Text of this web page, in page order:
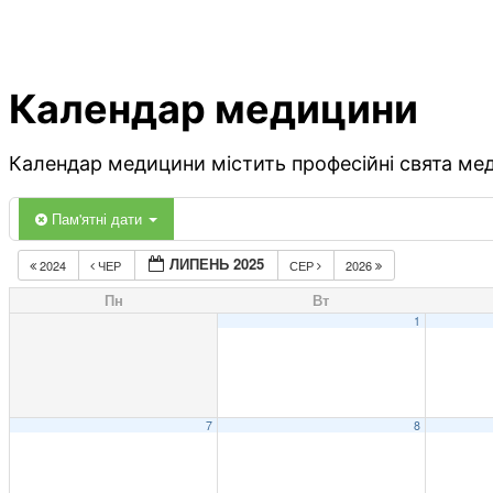
Календар медицини
Календар медицини містить професійні свята
Пам'ятні дати
2024 ЧЕР ЛИПЕНЬ 2025 СЕР 2026
Пн Вт
1
7 8